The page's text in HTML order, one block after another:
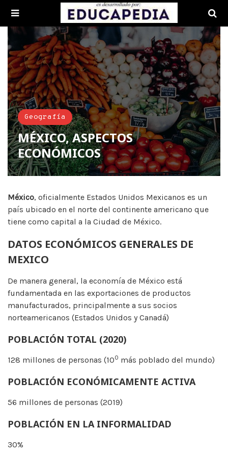
Geografía
MÉXICO, ASPECTOS
ECONÓMICOS
México, oficialmente Estados Unidos Mexicanos es un
país ubicado en el norte del continente americano que
tiene como capital a la Ciudad de México.
DATOS ECONÓMICOS GENERALES DE
MEXICO
De manera general, la economía de México está
fundamentada en las exportaciones de productos
manufacturados, principalmente a sus socios
norteamericanos (Estados Unidos y Canadá)
POBLACIÓN TOTAL (2020)
128 millones de personas (100 más poblado del mundo)
POBLACIÓN ECONÓMICAMENTE ACTIVA
56 millones de personas (2019)
POBLACIÓN EN LA INFORMALIDAD
30%